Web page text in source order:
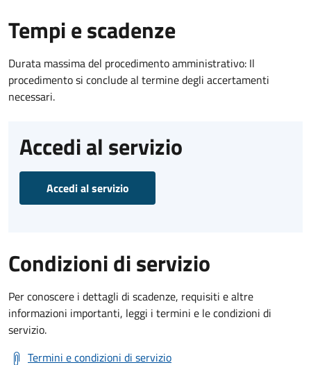
Tempi e scadenze
Durata massima del procedimento amministrativo: Il
procedimento si conclude al termine degli accertamenti
necessari.
Accedi al servizio
Accedi al servizio
Condizioni di servizio
Per conoscere i dettagli di scadenze, requisiti e altre
informazioni importanti, leggi i termini e le condizioni di
servizio.
Termini e condizioni di servizio